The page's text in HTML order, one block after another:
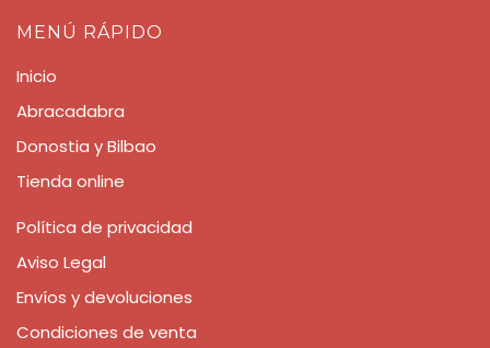
MENÚ RÁPIDO
Inicio
Abracadabra
Donostia y Bilbao
Tienda online
Política de privacidad
Aviso Legal
Envíos y devoluciones
Condiciones de venta